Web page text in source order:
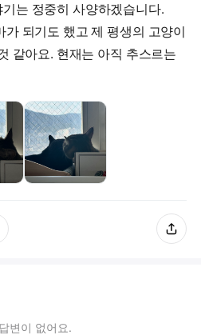
는 정중히 사양하겠습니다.
되기도 했고 제 평생의 고양이
같아요. 현재는 아직 추스르는
답변이 없어요.